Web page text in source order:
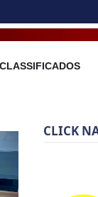
CLASSIFICADOS
CLICK